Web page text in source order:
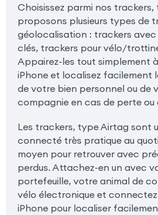
Choisissez parmi nos
proposons plusieurs types de
géolocalisation : trackers
clés, trackers pour vélo/
Appairez-les tout simplement
iPhone et localisez facilement
de votre bien personnel ou de
compagnie en cas de perte ou
Les trackers, type Airtag sont
connecté très pratique au
moyen pour retrouver avec
perdus. Attachez-en un avec
portefeuille, votre animal de
vélo électronique et
iPhone pour localiser